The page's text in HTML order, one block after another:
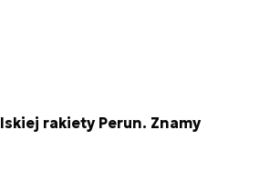
rakiety Perun. Znamy